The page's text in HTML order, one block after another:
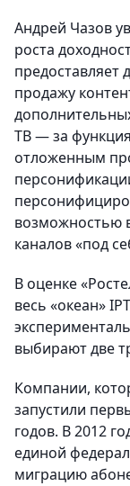
Андрей Чазов
роста
предоставляет
продажу
ТВ — за
отложенным
возможностью
каналов «под
В оценке
весь «океан»
выбирают две
Компании,
запустили
годов. В 2012
единой
миграцию